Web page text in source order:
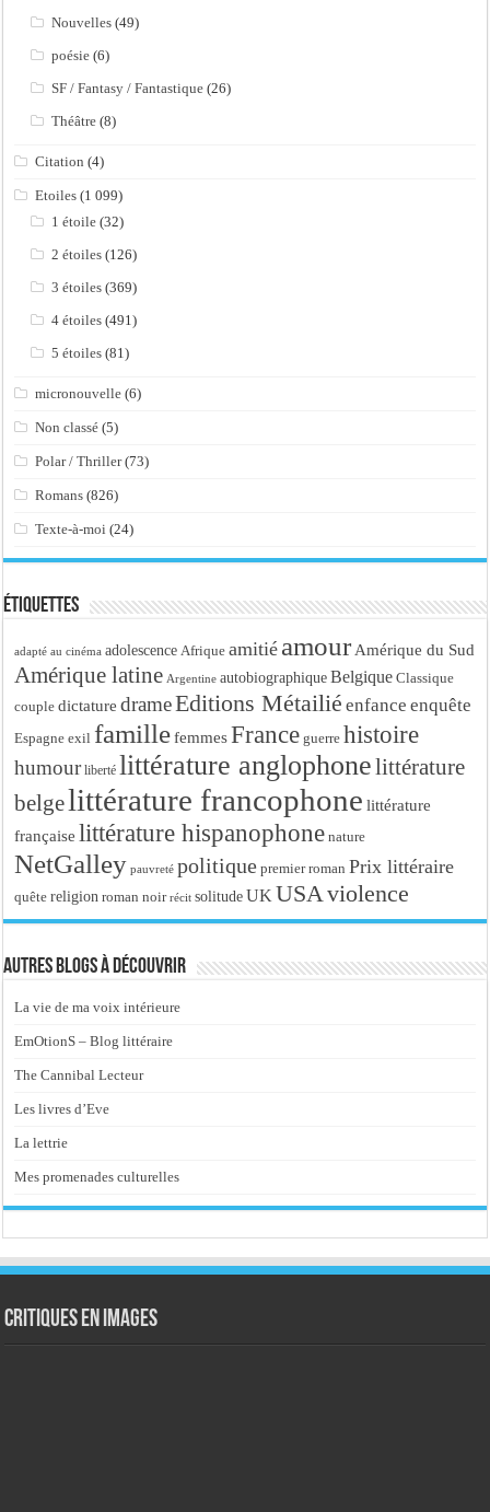
Nouvelles (49)
poésie (6)
SF / Fantasy / Fantastique (26)
Théâtre (8)
Citation (4)
Etoiles (1 099)
1 étoile (32)
2 étoiles (126)
3 étoiles (369)
4 étoiles (491)
5 étoiles (81)
micronouvelle (6)
Non classé (5)
Polar / Thriller(73)
Romans (826)
Texte-à-moi (24)
Étiquettes
adapté au cinéma adolescence Afrique amitié amour Amérique du Sud
Amérique latine Argentine autobiographique Belgique Classique
couple dictature drameEditions Métailié enfance enquête
Espagne exil famille femmes France guerre histoire
humour liberté littérature anglophonelittérature
belgelittérature francophone littérature
française littérature hispanophone nature
NetGalley pauvreté politique premier roman Prix littéraire
quête religion roman noir récit solitude UK USAviolence
Autres blogs à découvrir
La vie de ma voix intérieure
EmOtionS – Blog littéraire
The Cannibal Lecteur
Les livres d’Eve
La lettrie
Mes promenades culturelles
Critiques en images